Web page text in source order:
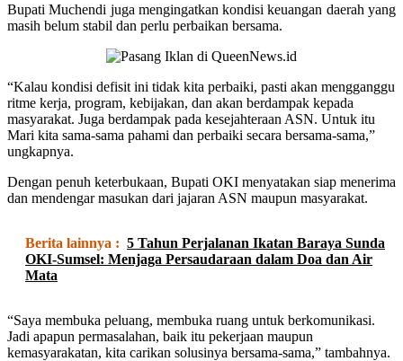
Bupati Muchendi juga mengingatkan kondisi keuangan daerah yang
masih belum stabil dan perlu perbaikan bersama.
“Kalau kondisi defisit ini tidak kita perbaiki, pasti akan mengganggu
ritme kerja, program, kebijakan, dan akan berdampak kepada
masyarakat. Juga berdampak pada kesejahteraan ASN. Untuk itu
Mari kita sama-sama pahami dan perbaiki secara bersama-sama,”
ungkapnya.
Dengan penuh keterbukaan, Bupati OKI menyatakan siap menerima
dan mendengar masukan dari jajaran ASN maupun masyarakat.
Berita lainnya : 5 Tahun Perjalanan Ikatan Baraya Sunda
OKI-Sumsel: Menjaga Persaudaraan dalam Doa dan Air
Mata
“Saya membuka peluang, membuka ruang untuk berkomunikasi.
Jadi apapun permasalahan, baik itu pekerjaan maupun
kemasyarakatan, kita carikan solusinya bersama-sama,” tambahnya.